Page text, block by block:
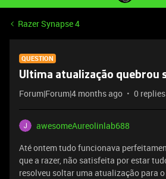
Razer Synapse 4
QUESTION
Ultima atualização quebrou
Forum|Forum|4 months ago 0 replies
awesomeAureolinlab688
Até ontem tudo funcionava
que a razer, não satisfeita por estar
resolveu soltar uma atualização para